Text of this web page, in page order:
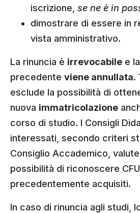
iscrizione, se ne è in
dimostrare di essere in
vista amministrativo.
La rinuncia è irrevocabile e
precedente viene annullata.
esclude la possibilità di
nuova immatricolazione
corso di studio. I Consigli
interessati, secondo criteri
Consiglio Accademico,
possibilità di riconoscere CFU
precedentemente acquisiti.
In caso di rinuncia agli studi,